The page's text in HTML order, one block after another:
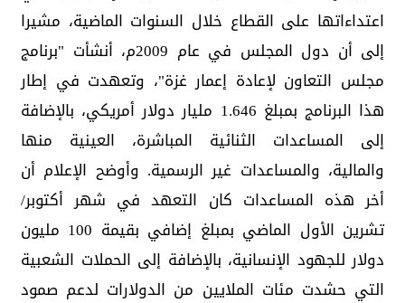
اعتداءاتها على القطاع خلال السنوات الماضية، مشيرا
إلى أن دول المجلس في عام 2009م، أنشأت "برنامج
مجلس التعاون لإعادة إعمار غزة"، وتعهدت في إطار
هذا البرنامج بمبلغ 1.646 مليار دولار أمريكي، بالإضافة
إلى المساعدات الثنائية المباشرة، العينية منها
والمالية، والمساعدات غير الرسمية. وأوضح الإعلام أن
أخر هذه المساعدات كان التعهد في شهر أكتوبر/
تشرين الأول الماضي بمبلغ إضافي بقيمة 100 مليون
دولار للجهود الإنسانية، بالإضافة إلى الحملات الشعبية
التي حشدت مئات الملايين من الدولارات لدعم صمود